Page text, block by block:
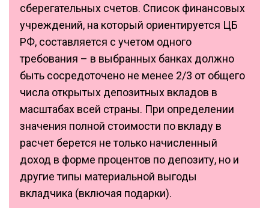
сберегательных счетов. Список финансовых
учреждений, на который ориентируется ЦБ
РФ, составляется с учетом одного
требования – в выбранных банках должно
быть сосредоточено не менее 2/3 от общего
числа открытых депозитных вкладов в
масштабах всей страны. При определении
значения полной стоимости по вкладу в
расчет берется не только начисленный
доход в форме процентов по депозиту, но и
другие типы материальной выгоды
вкладчика (включая подарки).